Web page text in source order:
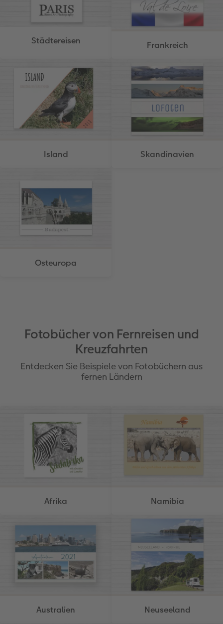
Städtereisen Frankreich
Island Skandinavien
Osteuropa
Fotobücher von Fernreisen und
Kreuzfahrten
Entdecken Sie Beispiele von Fotobüchern aus
fernen Ländern
Afrika Namibia
Australien Neuseeland